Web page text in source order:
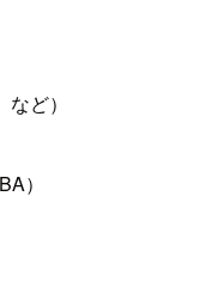
ど）
）